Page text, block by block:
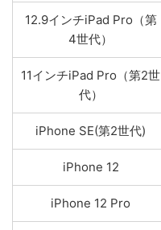
12.9インチiPad Pro（第
4世代）
11インチiPad Pro（第2世
代）
iPhone SE(第2世代)
iPhone 12
iPhone 12 Pro